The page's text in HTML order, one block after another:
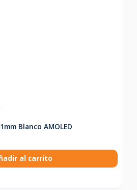
Blanco AMOLED
al carrito